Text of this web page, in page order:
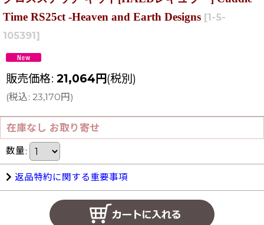
Time RS25ct -Heaven and Earth Designs [1-5-
105391]
販売価格: 21,064 円(税別)
(税込: 23,170円 )
在庫なし お取り寄せ
数量:
返品特約に関する重要事項